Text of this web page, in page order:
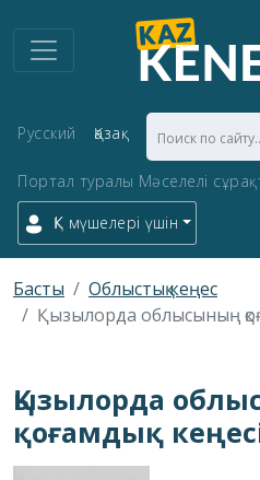
Русский Қазақ
Портал туралы Мәселелі
ҚК мүшелері үшін
Басты
Облыстық кеңес
Қызылорда облысының
Қызылорда
қоғамдық